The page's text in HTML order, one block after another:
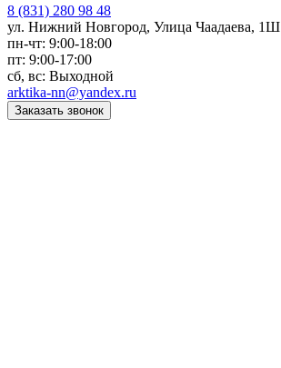
8 (831) 280 98 48
ул. Нижний Новгород, Улица Чаадаева, 1Ш
пн-чт: 9:00-18:00
пт: 9:00-17:00
сб, вс: Выходной
arktika-nn@yandex.ru
Заказать звонок